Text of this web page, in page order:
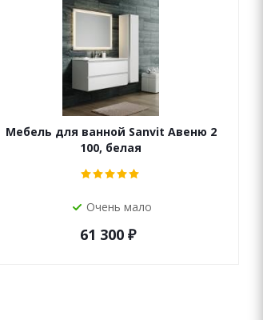
Мебель для ванной Sanvit Авеню 2
100, белая
Очень мало
61 300 ₽